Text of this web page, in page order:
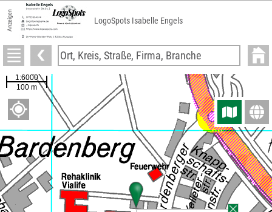
Anzeigen LogoSpots Isabelle Engels